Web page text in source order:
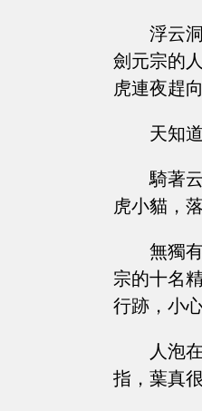
浮云
劍元宗的
虎連夜趕
天知
騎著
虎小貓，
無獨
宗的十名
行跡，小心
人泡
指，葉真